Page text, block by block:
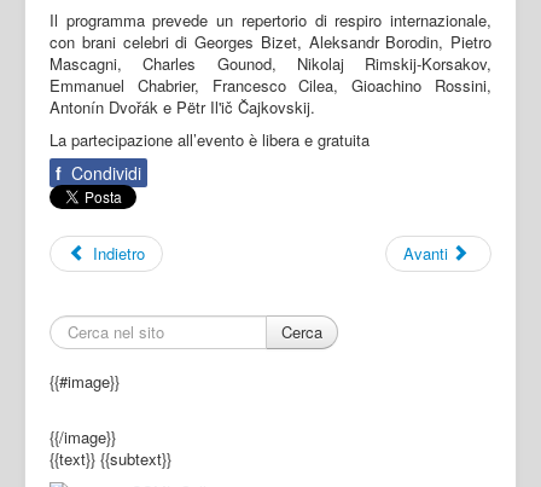
Il programma prevede un repertorio di respiro internazionale,
con brani celebri di Georges Bizet, Aleksandr Borodin, Pietro
Mascagni, Charles Gounod, Nikolaj Rimskij-Korsakov,
Emmanuel Chabrier, Francesco Cilea, Gioachino Rossini,
Antonín Dvořák e Pëtr Il'ič Čajkovskij.
La partecipazione all’evento è libera e gratuita
f Condividi
Indietro Avanti
Cerca
{{#image}}
{{/image}}
{{text}} {{subtext}}